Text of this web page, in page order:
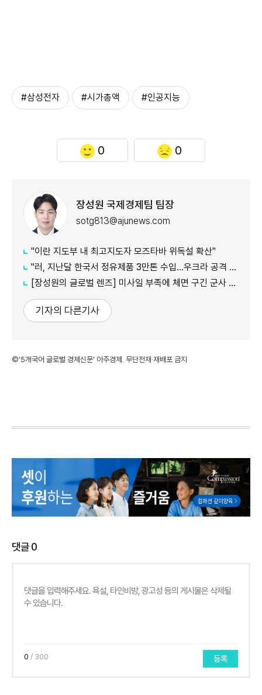
#삼성전자 #시가총액 #인공지능
0 0
장성원 국제경제팀 팀장
sotg813@ajunews.com
"이란 지도부 내 최고지도자 모즈타바 위독설 확산"
"러, 지난달 한국서 정유제품 3만톤 수입…우크라 공격 여파"
[장성원의 글로벌 렌즈] 미사일 부족에 체면 구긴 군사 강국, 미국과 러시아
기자의 다른기사
©'5개국어 글로벌 경제신문' 아주경제. 무단전재·재배포 금지
댓글0
0 / 300 등록